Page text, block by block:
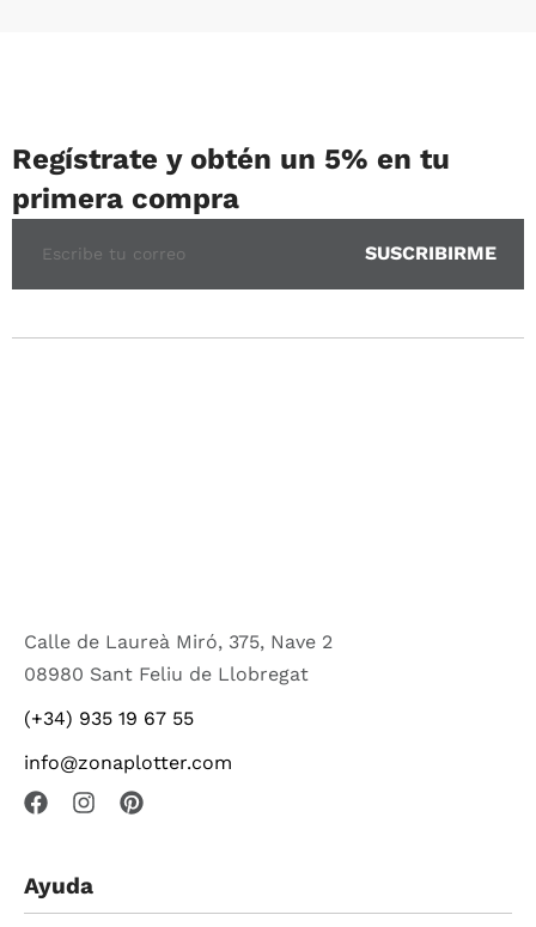
Regístrate y obtén un 5% en tu
primera compra
Calle de Laureà Miró, 375, Nave 2
08980 Sant Feliu de Llobregat
(+34) 935 19 67 55
info@zonaplotter.com
Ayuda